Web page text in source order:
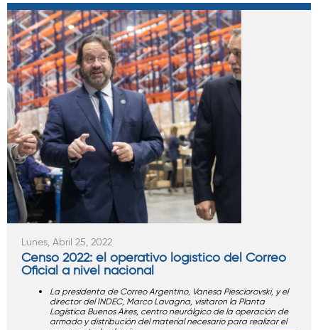
Lunes, Abril 25, 2022
Censo 2022: el operativo logístico del Correo
Oficial a nivel nacional
La presidenta de Correo Argentino, Vanesa Piesciorovski, y el
director del INDEC, Marco Lavagna, visitaron la Planta
Logística Buenos Aires, centro neurálgico de la operación de
armado y distribución del material necesario para realizar el